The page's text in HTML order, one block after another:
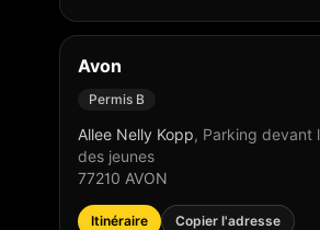
Avon
Permis B
Allee Nelly Kopp, Parking devant
des jeunes
77210 AVON
Itinéraire Copier l'adresse